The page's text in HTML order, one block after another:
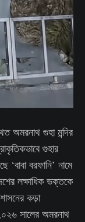
অমরনাথ গুহা মন্দির
গুহার
বরফানি’ নামে
লক্ষাধিক ভক্তকে
কড়া
সালের অমরনাথ